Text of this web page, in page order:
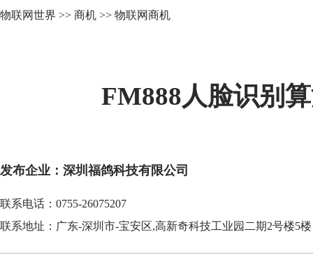
物联网世界 >> 商机 >> 物联网商机
FM888人脸识别
发布企业：深圳福鸽科技有限公司
联系电话：0755-26075207
联系地址：广东-深圳市-宝安区,高新奇科技工业园二期2号楼5楼